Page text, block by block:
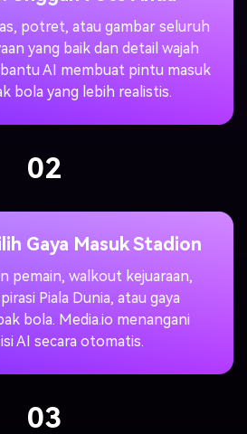
potret, atau gambar seluruh
yang baik dan detail wajah
AI membuat pintu masuk
bola yang lebih realistis.
02
Gaya Masuk Stadion
pemain, walkout kejuaraan,
Piala Dunia, atau gaya
bola. Media.io menangani
AI secara otomatis.
03